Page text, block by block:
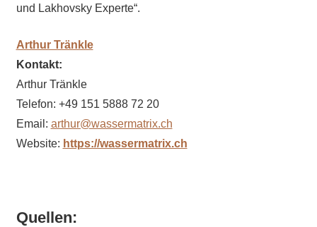
und Lakhovsky Experte“.
Arthur Tränkle
Kontakt:
Arthur Tränkle
Telefon: +49 151 5888 72 20
Email: arthur@wassermatrix.ch
Website: https://wassermatrix.ch
Quellen: